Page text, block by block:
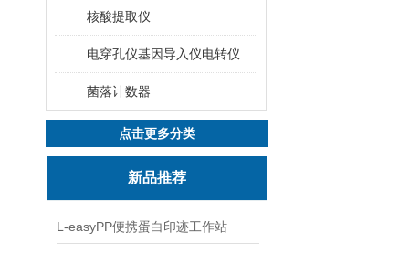
核酸提取仪
电穿孔仪基因导入仪电转仪
菌落计数器
点击更多分类
新品推荐
L-easyPP便携蛋白印迹工作站